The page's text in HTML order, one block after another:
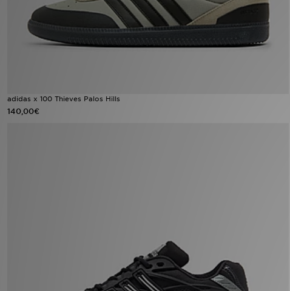
adidas x 100 Thieves Palos Hills
140,00€
Lataa JD-sovellus
Minun JD